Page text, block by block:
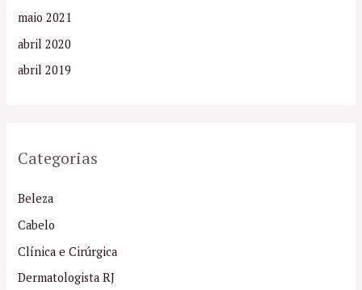
maio 2021
abril 2020
abril 2019
Categorias
Beleza
Cabelo
Clínica e Cirúrgica
Dermatologista RJ